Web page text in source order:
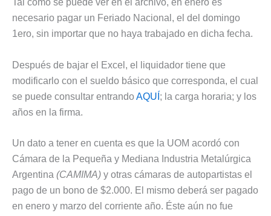
Tal como se puede ver en el archivo, en enero es
necesario pagar un Feriado Nacional, el del domingo
1ero, sin importar que no haya trabajado en dicha fecha.
Después de bajar el Excel, el liquidador tiene que
modificarlo con el sueldo básico que corresponda, el cual
se puede consultar entrandoAQUÍ ; la carga horaria; y los
años en la firma.
Un dato a tener en cuenta es que la UOM acordó con
Cámara de la Pequeña y Mediana Industria Metalúrgica
Argentina (CAMIMA) y otras cámaras de autopartistas el
pago de un bono de $2.000. El mismo deberá ser pagado
en enero y marzo del corriente año. Éste aún no fue